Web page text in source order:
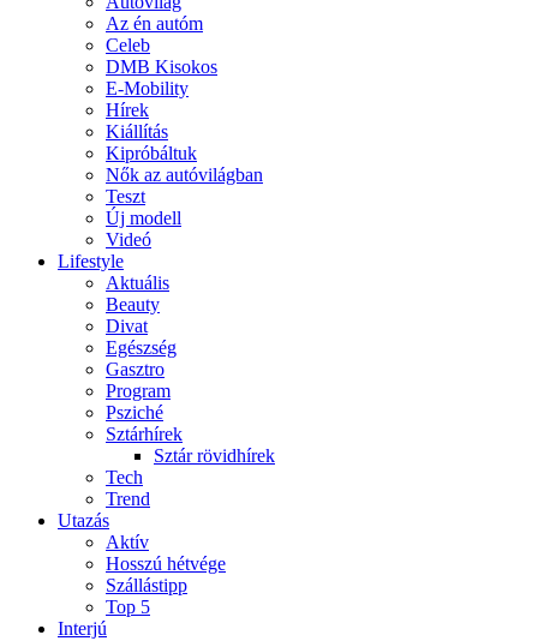
Az én autóm
Celeb
DMB Kisokos
E-Mobility
Hírek
Kiállítás
Kipróbáltuk
Nők az autóvilágban
Teszt
Új modell
Videó
Lifestyle
Aktuális
Beauty
Divat
Egészség
Gasztro
Program
Psziché
Sztárhírek
Sztár rövidhírek
Tech
Trend
Utazás
Aktív
Hosszú hétvége
Szállástipp
Top 5
Interjú